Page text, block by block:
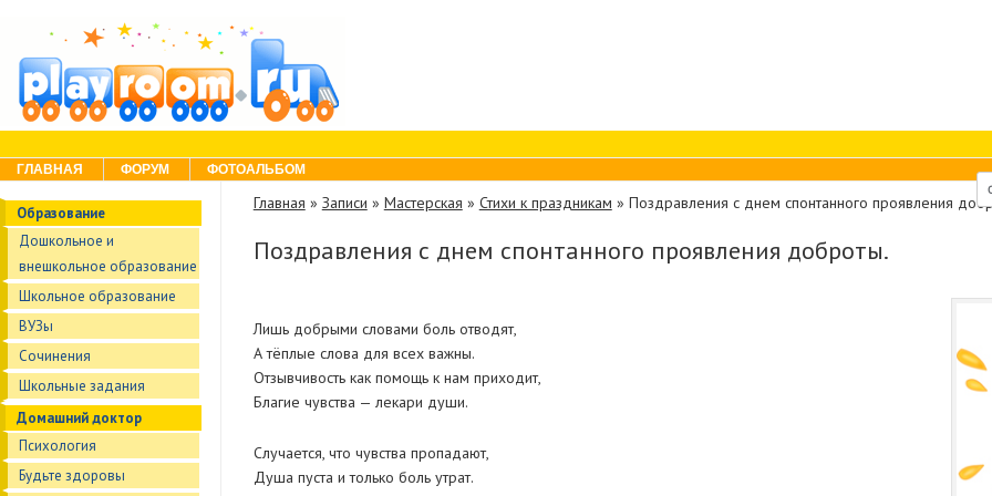
Menu
Skip to content
ГЛАВНАЯ ФОРУМ ФОТОАЛЬБОМ
Образование
Дошкольное и
внешкольное образование
Школьное образование
ВУЗы
Сочинения
Школьные задания
Домашний доктор
Психология
Будьте здоровы
Главная » Записи » Мастерская » Стихи к праздникам » Поздравления с днем спонтанного проявления
Поздравления с днем спонтанного проявления доброты.
Лишь добрыми словами боль отводят,
А тёплые слова для всех важны.
Отзывчивость как помощь к нам приходит,
Благие чувства — лекари души.
Случается, что чувства пропадают,
Душа пуста и только боль утрат.